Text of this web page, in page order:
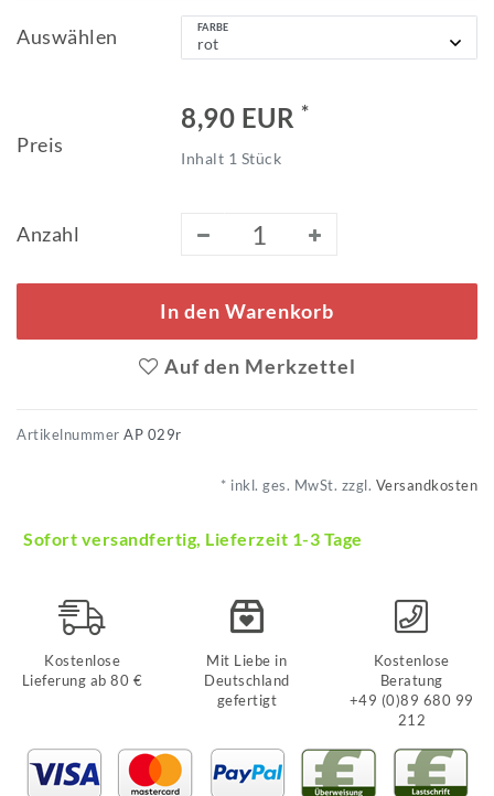
Auswählen FARBE
Preis
8,90 EUR *
Inhalt 1 Stück
Anzahl
In den Warenkorb
Auf den Merkzettel
Artikelnummer AP 029r
* inkl. ges. MwSt. zzgl. Versandkosten
Sofort versandfertig, Lieferzeit 1-3 Tage
Kostenlose
Lieferung ab 80 €
Mit Liebe in
Deutschland
gefertigt
Kostenlose
Beratung
+49 (0)89 680 99
212